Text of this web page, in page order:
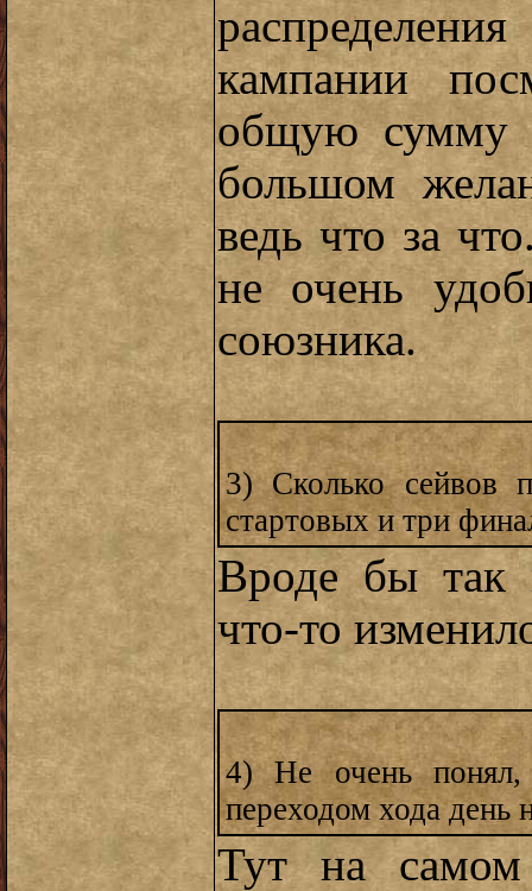
кампании
общую сумму
большом
ведь что за
не очень
союзника.
3) Сколько сейвов
стартовых и три
Вроде бы так
что-то
4) Не очень понял,
переходом хода день
Тут на самом